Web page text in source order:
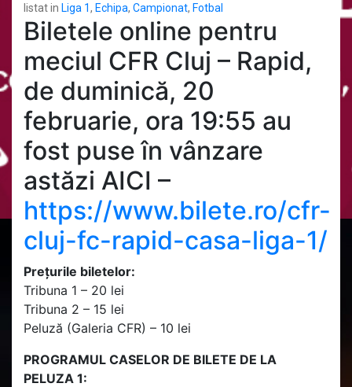
listat in Liga 1, Echipa, Campionat, Fotbal
Biletele online pentru
meciul CFR Cluj – Rapid,
de duminică, 20
februarie, ora 19:55 au
fost puse în vânzare
astăzi AICI –
https://www.bilete.ro/cfr-
cluj-fc-rapid-casa-liga-1/
Prețurile biletelor:
Tribuna 1 – 20 lei
Tribuna 2 – 15 lei
Peluză (Galeria CFR) – 10 lei
PROGRAMUL CASELOR DE BILETE DE LA
PELUZA 1: